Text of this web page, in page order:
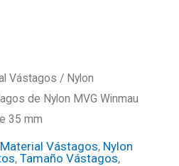
Vástagos / Nylon
de Nylon MVG Winmau
35 mm
Material Vástagos, Nylon
, Tamaño Vástagos,